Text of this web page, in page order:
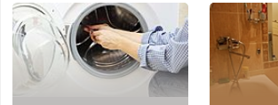
Прием
работы
З/п – до